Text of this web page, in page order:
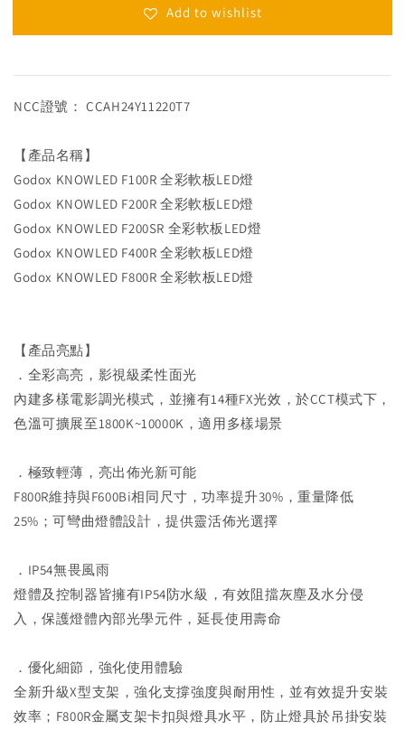
Add to wishlist
NCC證號： CCAH24Y11220T7
【產品名稱】
Godox KNOWLED F100R 全彩軟板LED燈
Godox KNOWLED F200R 全彩軟板LED燈
Godox KNOWLED F200SR 全彩軟板LED燈
Godox KNOWLED F400R 全彩軟板LED燈
Godox KNOWLED F800R 全彩軟板LED燈
【產品亮點】
．全彩高亮，影視級柔性面光
內建多樣電影調光模式，並擁有14種FX光效，於CCT模式下，
色溫可擴展至1800K~10000K，適用多樣場景
．極致輕薄，亮出佈光新可能
F800R維持與F600Bi相同尺寸，功率提升30%，重量降低
25%；可彎曲燈體設計，提供靈活佈光選擇
．IP54無畏風雨
燈體及控制器皆擁有IP54防水級，有效阻擋灰塵及水分侵
入，保護燈體內部光學元件，延長使用壽命
．優化細節，強化使用體驗
全新升級X型支架，強化支撐強度與耐用性，並有效提升安裝
效率；F800R金屬支架卡扣與燈具水平，防止燈具於吊掛安裝